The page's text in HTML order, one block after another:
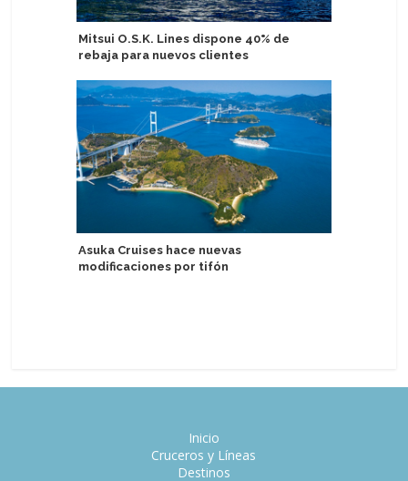
Mitsui O.S.K. Lines dispone 40% de
rebaja para nuevos clientes
Asuka Cruises hace nuevas
modificaciones por tifón
Inicio
Cruceros y Líneas
Destinos